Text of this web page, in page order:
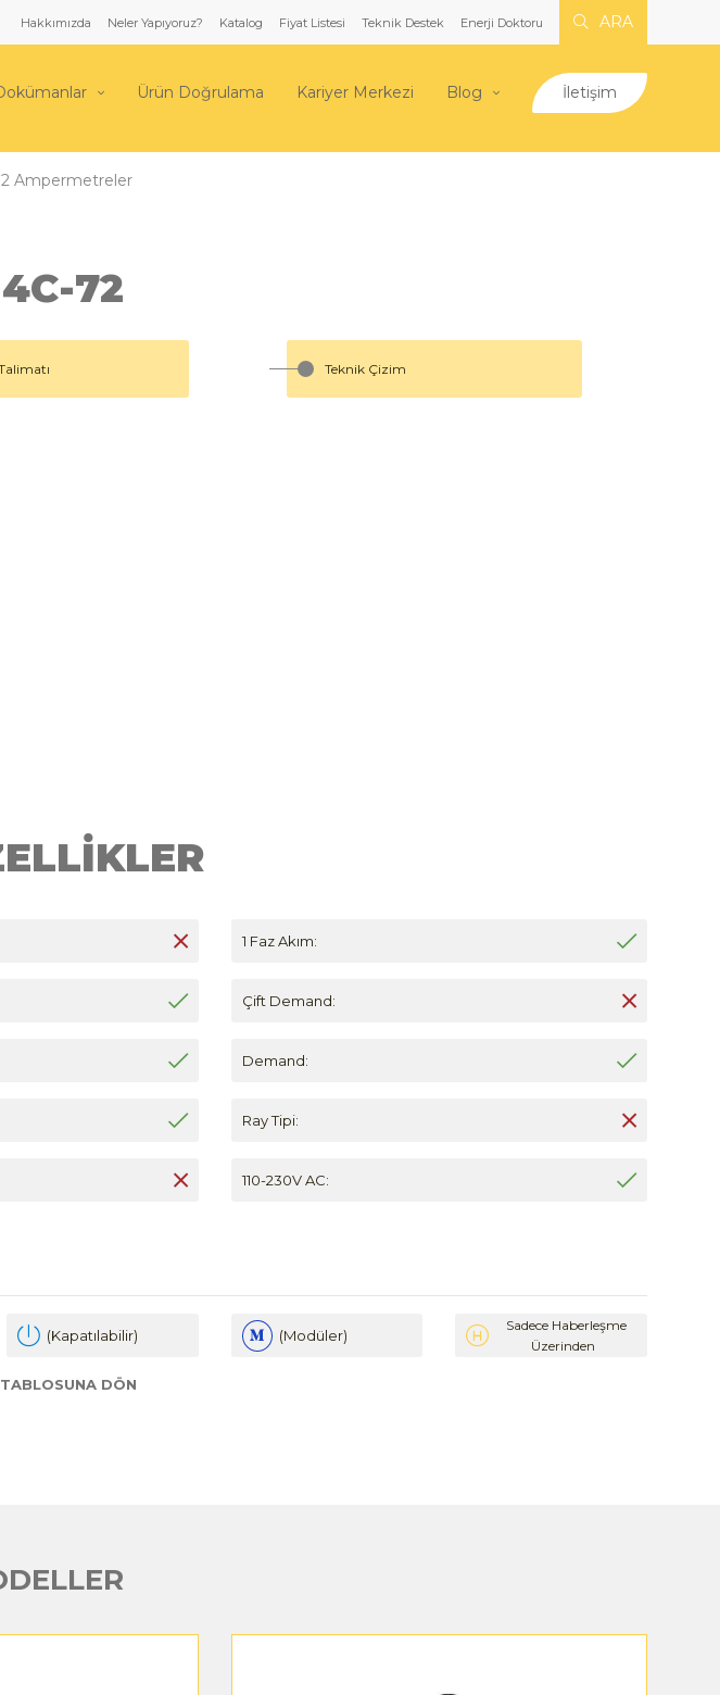
Hakkımızda Neler Yapıyoruz? Katalog Fiyat Listesi Teknik Destek Enerji Doktoru ARA
Ürün Doğrulama Kariyer Merkezi Blog İletişim
Ampermetreler
72
Teknik Çizim
1 Faz Akım:
Çift Demand:
Demand:
Ray Tipi:
110-230V AC:
(Kapatılabilir) (Modüler)
Sadece Haberleşme
Üzerinden
DÖN